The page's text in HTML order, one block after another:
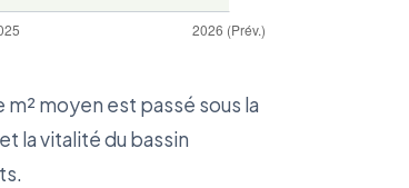
moyen est passé sous la
la vitalité du bassin